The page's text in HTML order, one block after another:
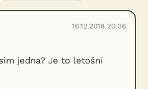
16.12.2018 20:36
jedna? Je to letošní